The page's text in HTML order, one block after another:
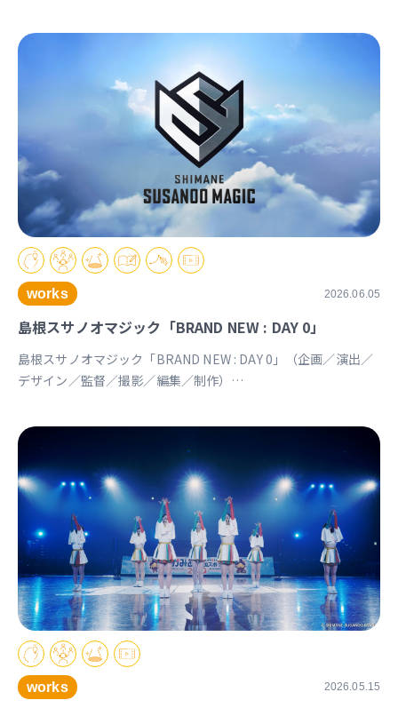
works 2026.06.05
島根スサノオマジック「BRAND NEW : DAY 0」
島根スサノオマジック「BRAND NEW : DAY 0」（企画／演出／
デザイン／監督／撮影／編集／制作）
works 2026.05.15